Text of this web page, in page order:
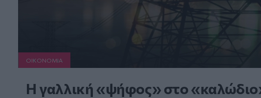
ΟΙΚΟΝΟΜΙΑ
Η γαλλική «ψήφος» στο